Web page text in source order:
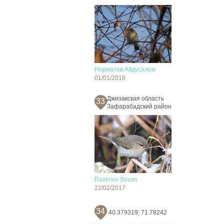
Норматов Абдусалом
01/01/2018
33 Джизакская область
Зафарабадский район
Raximov Suvon
22/02/2017
34 40.379319; 71.78242